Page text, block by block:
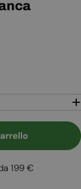
- Stufa A
Austin -
199 €